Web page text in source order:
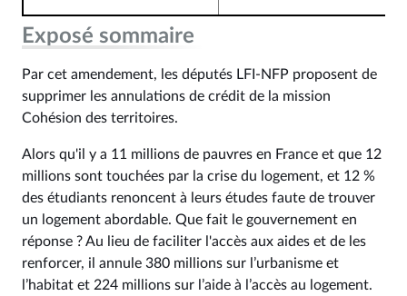
Exposé sommaire
Par cet amendement, les députés LFI-NFP proposent de
supprimer les annulations de crédit de la mission
Cohésion des territoires.
Alors qu'il y a 11 millions de pauvres en France et que 12
millions sont touchées par la crise du logement, et 12 %
des étudiants renoncent à leurs études faute de trouver
un logement abordable. Que fait le gouvernement en
réponse ? Au lieu de faciliter l'accès aux aides et de les
renforcer, il annule 380 millions sur l’urbanisme et
l’habitat et 224 millions sur l’aide à l’accès au logement.